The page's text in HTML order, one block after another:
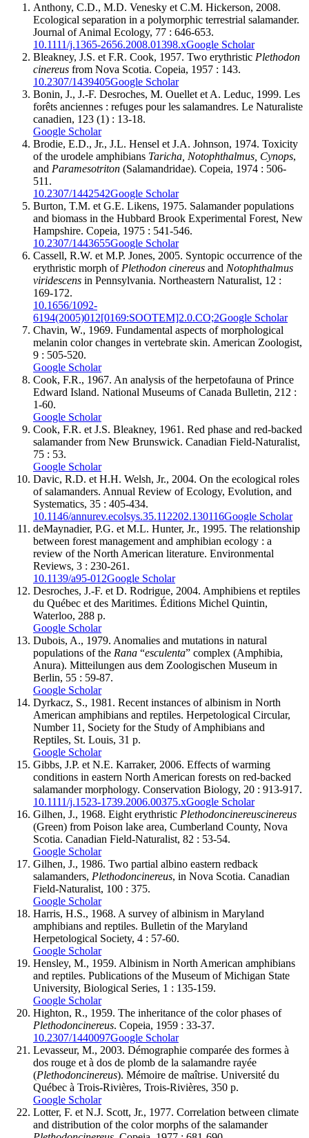
Anthony, C.D., M.D. Venesky et C.M. Hickerson, 2008.
Ecological separation in a polymorphic terrestrial salamander.
Journal of Animal Ecology, 77 : 646-653.
10.1111/j.1365-2656.2008.01398.xGoogle Scholar
Bleakney, J.S. et F.R. Cook, 1957. Two erythristic Plethodon
cinereus from Nova Scotia. Copeia, 1957 : 143.
10.2307/1439405Google Scholar
Bonin, J., J.-F. Desroches, M. Ouellet et A. Leduc, 1999. Les
forêts anciennes : refuges pour les salamandres. Le Naturaliste
canadien, 123 (1) : 13-18.
Google Scholar
Brodie, E.D., Jr., J.L. Hensel et J.A. Johnson, 1974. Toxicity
of the urodele amphibians Taricha, Notophthalmus, Cynops,
and Paramesotriton (Salamandridae). Copeia, 1974 : 506-
511.
10.2307/1442542Google Scholar
Burton, T.M. et G.E. Likens, 1975. Salamander populations
and biomass in the Hubbard Brook Experimental Forest, New
Hampshire. Copeia, 1975 : 541-546.
10.2307/1443655Google Scholar
Cassell, R.W. et M.P. Jones, 2005. Syntopic occurrence of the
erythristic morph of Plethodon cinereus and Notophthalmus
viridescens in Pennsylvania. Northeastern Naturalist, 12 :
169-172.
10.1656/1092-
6194(2005)012[0169:SOOTEM]2.0.CO;2Google Scholar
Chavin, W., 1969. Fundamental aspects of morphological
melanin color changes in vertebrate skin. American Zoologist,
9 : 505-520.
Google Scholar
Cook, F.R., 1967. An analysis of the herpetofauna of Prince
Edward Island. National Museums of Canada Bulletin, 212 :
1-60.
Google Scholar
Cook, F.R. et J.S. Bleakney, 1961. Red phase and red-backed
salamander from New Brunswick. Canadian Field-Naturalist,
75 : 53.
Google Scholar
Davic, R.D. et H.H. Welsh, Jr., 2004. On the ecological roles
of salamanders. Annual Review of Ecology, Evolution, and
Systematics, 35 : 405-434.
10.1146/annurev.ecolsys.35.112202.130116Google Scholar
deMaynadier, P.G. et M.L. Hunter, Jr., 1995. The relationship
between forest management and amphibian ecology : a
review of the North American literature. Environmental
Reviews, 3 : 230-261.
10.1139/a95-012Google Scholar
Desroches, J.-F. et D. Rodrigue, 2004. Amphibiens et reptiles
du Québec et des Maritimes. Éditions Michel Quintin,
Waterloo, 288 p.
Google Scholar
Dubois, A., 1979. Anomalies and mutations in natural
populations of the Rana “esculenta” complex (Amphibia,
Anura). Mitteilungen aus dem Zoologischen Museum in
Berlin, 55 : 59-87.
Google Scholar
Dyrkacz, S., 1981. Recent instances of albinism in North
American amphibians and reptiles. Herpetological Circular,
Number 11, Society for the Study of Amphibians and
Reptiles, St. Louis, 31 p.
Google Scholar
Gibbs, J.P. et N.E. Karraker, 2006. Effects of warming
conditions in eastern North American forests on red-backed
salamander morphology. Conservation Biology, 20 : 913-917.
10.1111/j.1523-1739.2006.00375.xGoogle Scholar
Gilhen, J., 1968. Eight erythristic Plethodoncinereuscinereus
(Green) from Poison lake area, Cumberland County, Nova
Scotia. Canadian Field-Naturalist, 82 : 53-54.
Google Scholar
Gilhen, J., 1986. Two partial albino eastern redback
salamanders, Plethodoncinereus, in Nova Scotia. Canadian
Field-Naturalist, 100 : 375.
Google Scholar
Harris, H.S., 1968. A survey of albinism in Maryland
amphibians and reptiles. Bulletin of the Maryland
Herpetological Society, 4 : 57-60.
Google Scholar
Hensley, M., 1959. Albinism in North American amphibians
and reptiles. Publications of the Museum of Michigan State
University, Biological Series, 1 : 135-159.
Google Scholar
Highton, R., 1959. The inheritance of the color phases of
Plethodoncinereus. Copeia, 1959 : 33-37.
10.2307/1440097Google Scholar
Levasseur, M., 2003. Démographie comparée des formes à
dos rouge et à dos de plomb de la salamandre rayée
(Plethodoncinereus). Mémoire de maîtrise. Université du
Québec à Trois-Rivières, Trois-Rivières, 350 p.
Google Scholar
Lotter, F. et N.J. Scott, Jr., 1977. Correlation between climate
and distribution of the color morphs of the salamander